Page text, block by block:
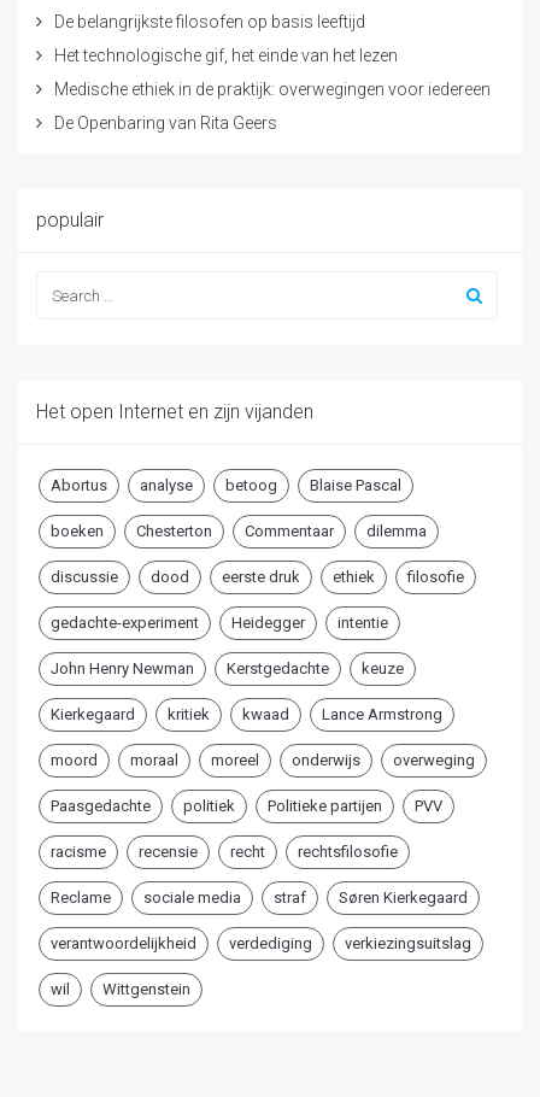
De belangrijkste filosofen op basis leeftijd
Het technologische gif, het einde van het lezen
Medische ethiek in de praktijk: overwegingen voor iedereen
De Openbaring van Rita Geers
populair
Het open Internet en zijn vijanden
Abortus analyse betoog Blaise Pascal
boeken Chesterton Commentaar dilemma
discussie dood eerste druk ethiek filosofie
gedachte-experiment Heidegger intentie
John Henry Newman Kerstgedachte keuze
Kierkegaard kritiek kwaad Lance Armstrong
moord moraal moreel onderwijs overweging
Paasgedachte politiek Politieke partijen PVV
racisme recensie recht rechtsfilosofie
Reclame sociale media straf Søren Kierkegaard
verantwoordelijkheid verdediging verkiezingsuitslag
wil Wittgenstein